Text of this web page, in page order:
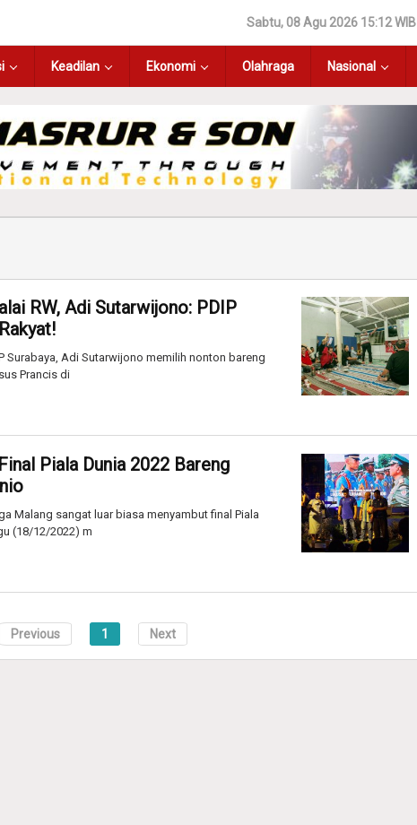
Sabtu, 08 Agu 2026 15:12 WIB
Keadilan Ekonomi Olahraga Nasional
RW, Adi Sutarwijono: PDIP
Surabaya, Adi Sutarwijono memilih nonton bareng
Prancis di
Piala Dunia 2022 Bareng
Malang sangat luar biasa menyambut final Piala
(18/12/2022) m
Previous 1 Next